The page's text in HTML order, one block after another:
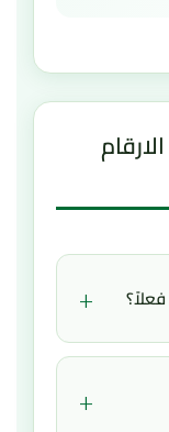
+
100% على
عن أي +